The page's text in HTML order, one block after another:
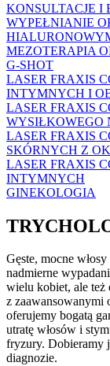
KONSULTACJE I
WYPEŁNIANIE
MEZOTERAPIA
G-SHOT
LASER FRAXIS
INTYMNYCH I
LASER FRAXIS
WYSIŁKOWEGO
LASER FRAXIS
SKÓRNYCH Z
LASER FRAXIS
INTYMNYCH
GINEKOLOGIA
Gęste, mocne
nadmierne
wielu kobiet, ale też
z zaawansowanymi
oferujemy bogatą
utratę włosów i
fryzury. Dobieramy
diagnozie.